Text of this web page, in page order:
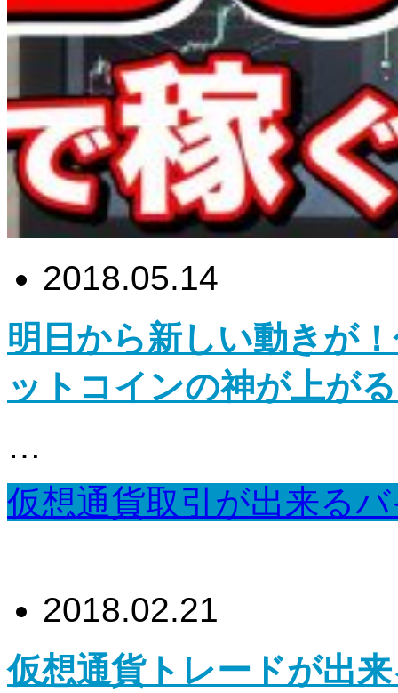
2018.05.14
明日から新しい動きが
ットコインの神が上が
…
仮想通貨取引が出来る
2018.02.21
仮想通貨トレードが出